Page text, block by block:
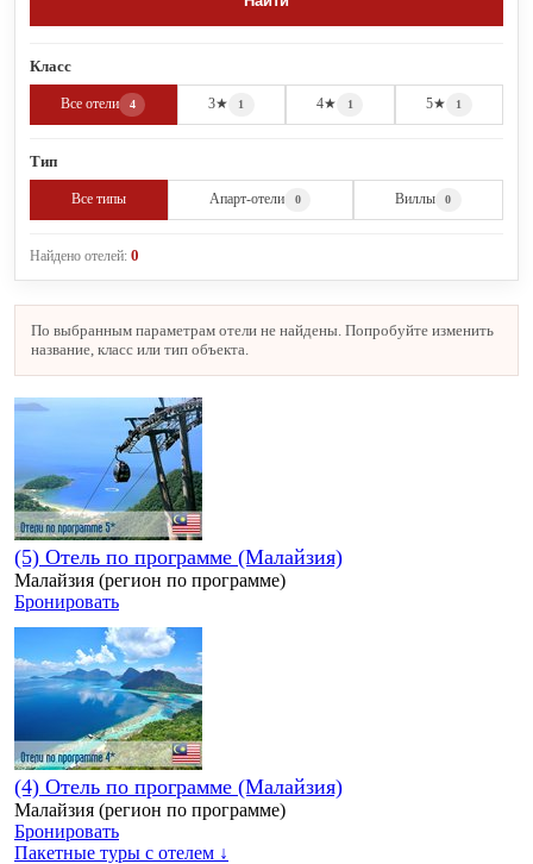
Класс
Все отели 4 3★ 1 4★ 1 5★ 1
Тип
Все типы Апарт-отели 0 Виллы 0
Найдено отелей: 0
По выбранным параметрам отели не найдены. Попробуйте изменить
название, класс или тип объекта.
(5) Отель по программе (Малайзия)
Малайзия (регион по программе)
Бронировать
(4) Отель по программе (Малайзия)
Малайзия (регион по программе)
Бронировать
Пакетные туры с отелем ↓